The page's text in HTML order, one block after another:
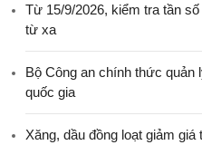
Từ 15/9/2026, kiểm tra tần
từ xa
Bộ Công an chính thức quản
quốc gia
Xăng, dầu đồng loạt giảm